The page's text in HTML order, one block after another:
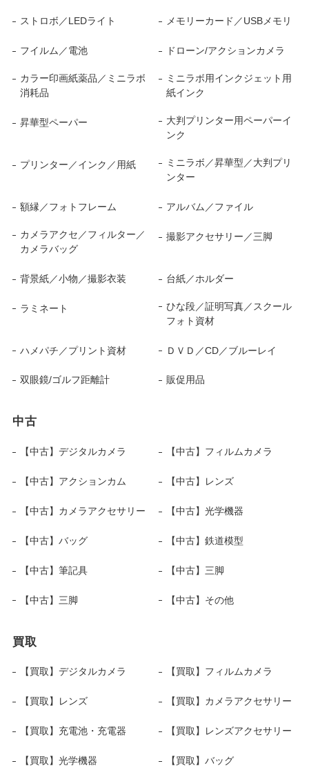
ストロボ／LEDライト メモリーカード／USBメモリ
フイルム／電池 ドローン/アクションカメラ
カラー印画紙薬品／ミニラボ
消耗品
ミニラボ用インクジェット用
紙インク
昇華型ペーパー
大判プリンター用ペーパーイ
ンク
プリンター／インク／用紙
ミニラボ／昇華型／大判プリ
ンター
額縁／フォトフレーム アルバム／ファイル
カメラアクセ／フィルター／
カメラバッグ
撮影アクセサリー／三脚
背景紙／小物／撮影衣装 台紙／ホルダー
ラミネート
ひな段／証明写真／スクール
フォト資材
ハメパチ／プリント資材 ＤＶＤ／CD／ブルーレイ
双眼鏡/ゴルフ距離計 販促用品
中古
【中古】デジタルカメラ 【中古】フィルムカメラ
【中古】アクションカム 【中古】レンズ
【中古】カメラアクセサリー 【中古】光学機器
【中古】バッグ 【中古】鉄道模型
【中古】筆記具 【中古】三脚
【中古】三脚 【中古】その他
買取
【買取】デジタルカメラ 【買取】フィルムカメラ
【買取】レンズ 【買取】カメラアクセサリー
【買取】充電池・充電器 【買取】レンズアクセサリー
【買取】光学機器 【買取】バッグ